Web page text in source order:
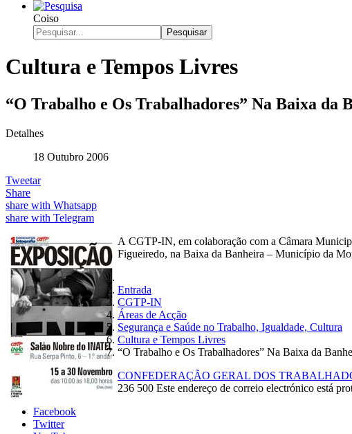
Coiso
Pesquisar
Cultura e Tempos Livres
“O Trabalho e Os Trabalhadores” Na Baixa da
Detalhes
18 Outubro 2006
Tweetar
Share
share with Whatsapp
share with Telegram
A CGTP-IN, em colaboração com a Câmara
Figueiredo, na Baixa da Banheira – Município da
Entrada
CGTP-IN
Áreas de Acção
Segurança e Saúde no Trabalho, Igualdade, Cultura
Cultura e Tempos Livres
“O Trabalho e Os Trabalhadores” Na Baixa da
CONFEDERAÇÃO GERAL DOS
236 500 Este endereço de correio electrónico está
Facebook
Twitter